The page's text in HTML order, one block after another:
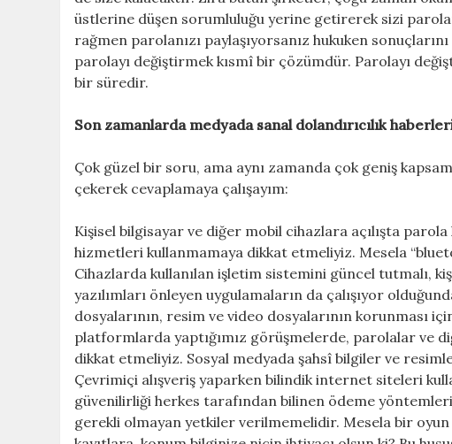
üstlerine düşen sorumluluğu yerine getirerek sizi
rağmen parolanızı paylaşıyorsanız hukuken
parolayı değiştirmek kısmî bir çözümdür. Parolayı
bir süredir.
Son zamanlarda medyada sanal dolandırıcılık
Çok güzel bir soru, ama aynı zamanda çok geniş
çekerek cevaplamaya çalışayım:
Kişisel bilgisayar ve diğer mobil cihazlara açılışta
hizmetleri kullanmamaya dikkat etmeliyiz. Mesela
Cihazlarda kullanılan işletim sistemini güncel tutmalı,
yazılımları önleyen uygulamaların da çalışıyor
dosyalarının, resim ve video dosyalarının korunması
platformlarda yaptığımız görüşmelerde, parolalar ve
dikkat etmeliyiz. Sosyal medyada şahsî bilgiler ve
Çevrimiçi alışveriş yaparken bilindik internet siteleri
güvenilirliği herkes tarafından bilinen ödeme
gerekli olmayan yetkiler verilmemelidir. Mesela bir